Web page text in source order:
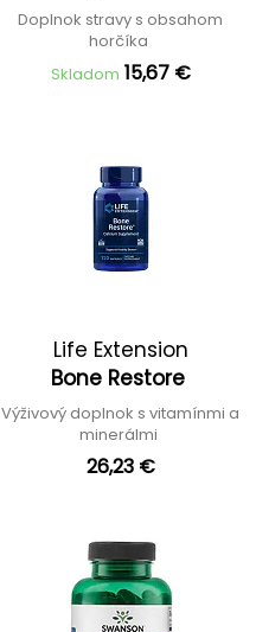
Doplnok stravy s obsahom
horčíka
Skladom 15,67 €
Life Extension
Bone Restore
Výživový doplnok s vitamínmi a
minerálmi
26,23 €